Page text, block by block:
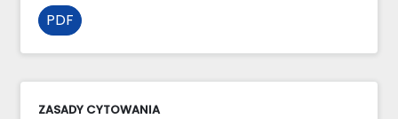
PDF
ZASADY CYTOWANIA